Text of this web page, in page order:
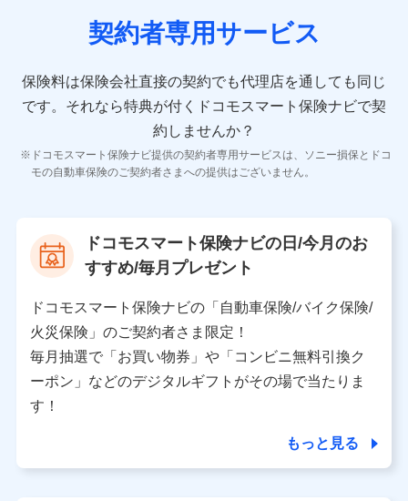
険契約に関する情報。例として、保険契約者及び被保険
者の氏名、住所、生年月日、性別、保険契約者と被保険
報、建物の構造や築年数などの情報、ペットの種類や年
齢などの情報などが含まれます。
【共同して利用する者の範囲】
当社
当社又は株式会社NTTドコモが提供する保険関連サービ
スにおけるユーザ登録受付および管理のため
を受けている保険会社・提携会社の保険その他に関する
情報を提供するため、また維持管理等の委託業務遂行の
ため、またそれらに付帯、関連する当社、株式会社NTT
ドコモおよび提携会社のサービスを案内、提供するため
（各サービスで取得したサービス利用履歴、ウェブサイ
トの閲覧履歴、購買履歴、ご契約内容等のパーソナルデ
ータを分析して、お客さまの趣味・嗜好・傾向に応じた
契約者専用サービス
保険料は保険会社直接の契約でも代理店を通しても同じ
です。 それなら特典が付くドコモスマート保険ナビで契
約しませんか？
ドコモスマート保険ナビ提供の契約者専用サービスは、ソニー損保とドコ
モの自動車保険のご契約者さまへの提供はございません。
ドコモスマート保険ナビの日/今月のお
すすめ/毎月プレゼント
ドコモスマート保険ナビの「自動車保険/バイク保険/
火災保険」のご契約者さま限定！
毎月抽選で「お買い物券」や「コンビニ無料引換ク
ーポン」などのデジタルギフトがその場で当たりま
す！
もっと見る